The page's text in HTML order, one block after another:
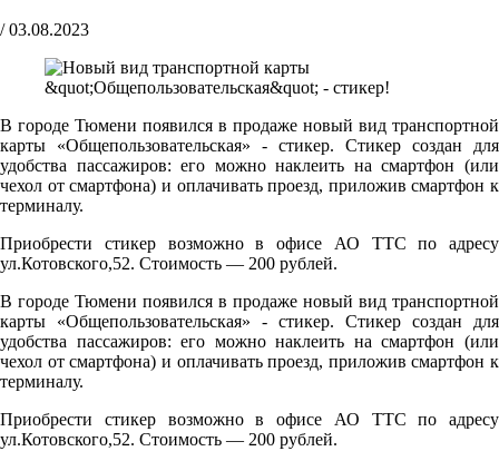
/ 03.08.2023
В городе Тюмени появился в продаже новый вид транспортной
карты «Общепользовательская» - стикер. Стикер создан для
удобства пассажиров: его можно наклеить на смартфон (или
чехол от смартфона) и оплачивать проезд, приложив смартфон к
терминалу.
Приобрести стикер возможно в офисе АО ТТС по адресу
ул.Котовского,52. Стоимость — 200 рублей.
В городе Тюмени появился в продаже новый вид транспортной
карты «Общепользовательская» - стикер. Стикер создан для
удобства пассажиров: его можно наклеить на смартфон (или
чехол от смартфона) и оплачивать проезд, приложив смартфон к
терминалу.
Приобрести стикер возможно в офисе АО ТТС по адресу
ул.Котовского,52. Стоимость — 200 рублей.